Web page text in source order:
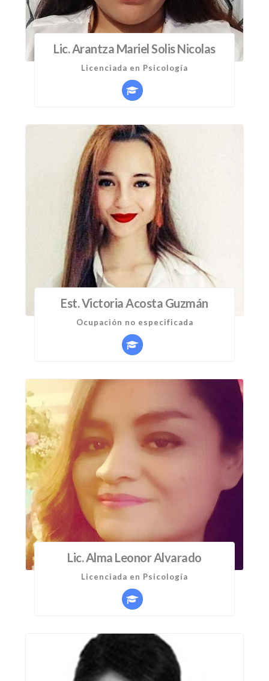
Lic. Arantza Mariel Solis Nicolas
Licenciada en Psicología
Est. Victoria Acosta Guzmán
Ocupación no especificada
Lic. Alma Leonor Alvarado
Licenciada en Psicología